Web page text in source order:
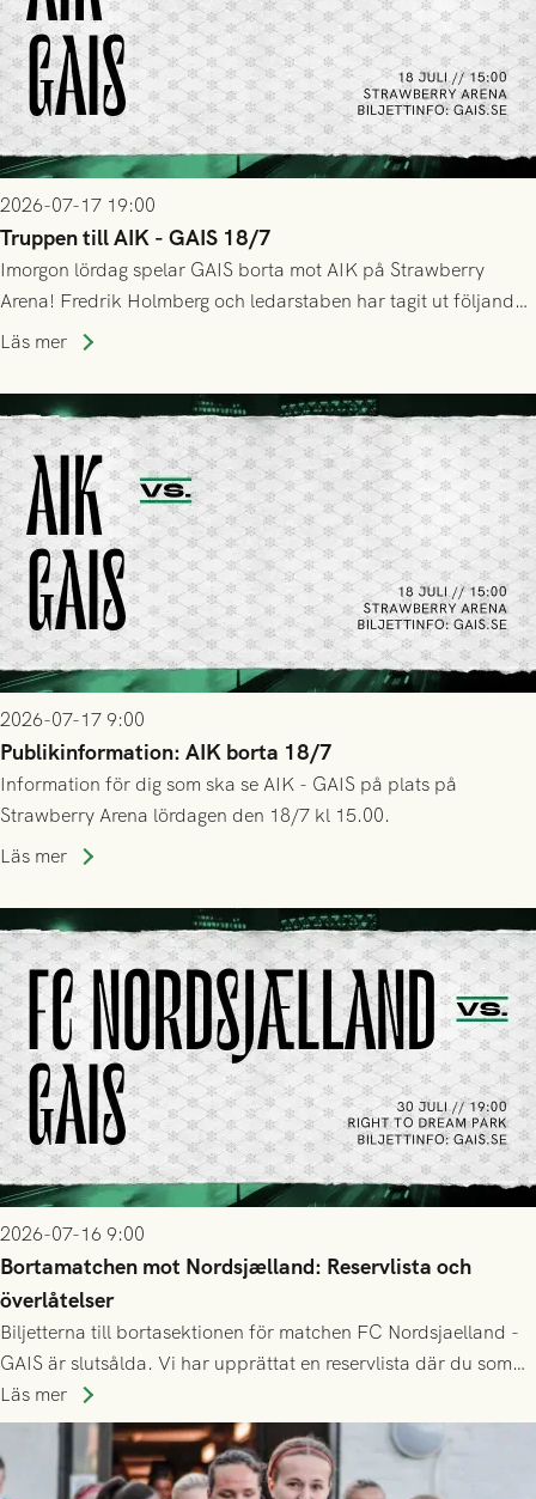
2026-07-17 19:00
Truppen till AIK - GAIS 18/7
Imorgon lördag spelar GAIS borta mot AIK på Strawberry
Arena! Fredrik Holmberg och ledarstaben har tagit ut följande
trupp till matchen:
Läs mer
2026-07-17 9:00
Publikinformation: AIK borta 18/7
Information för dig som ska se AIK - GAIS på plats på
Strawberry Arena lördagen den 18/7 kl 15.00.
Läs mer
2026-07-16 9:00
Bortamatchen mot Nordsjælland: Reservlista och
överlåtelser
Biljetterna till bortasektionen för matchen FC Nordsjaelland -
GAIS är slutsålda. Vi har upprättat en reservlista där du som
ännu inte har någon biljett kan anmäla ditt intresse. Du kan
inte själv överlåta din biljett till någon annan.
Läs mer